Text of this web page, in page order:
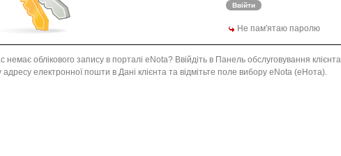
Не пам′ятаю паролю
немає облікового запису в порталі eNota? Ввійдіть в Панель обслуговування
адресу електронної пошти в Дані клієнта та відмітьте поле вибору eNota (еНота).